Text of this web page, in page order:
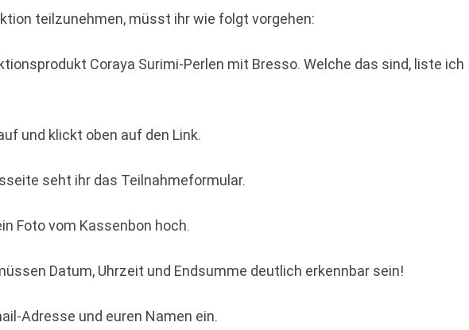
teilzunehmen, müsst ihr wie folgt vorgehen:
Coraya Surimi-Perlen mit Bresso. Welche das sind, liste ich
und klickt oben auf den Link.
seht ihr das Teilnahmeformular.
Foto vom Kassenbon hoch.
Datum, Uhrzeit und Endsumme deutlich erkennbar sein!
Adresse und euren Namen ein.